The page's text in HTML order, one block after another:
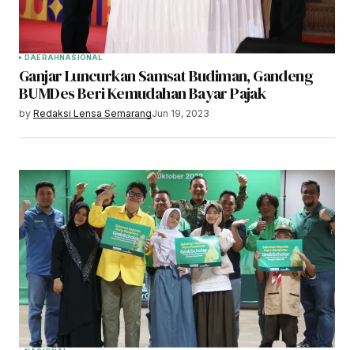
DAERAHNASIONAL
Ganjar Luncurkan Samsat Budiman, Gandeng
BUMDes Beri Kemudahan Bayar Pajak
by Redaksi Lensa SemarangJun 19, 2023